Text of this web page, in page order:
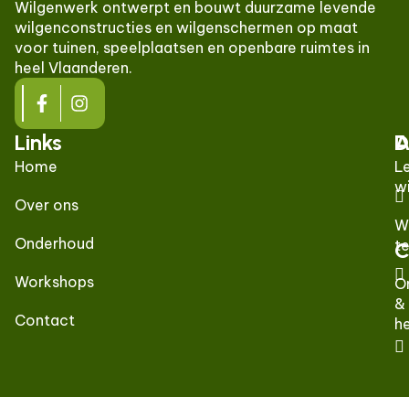
Wilgenwerk ontwerpt en bouwt duurzame levende
wilgenconstructies en wilgenschermen op maat
voor tuinen, speelplaatsen en openbare ruimtes in
heel Vlaanderen.
Links
Home
Over ons
Onderhoud
Workshops
Contact
&